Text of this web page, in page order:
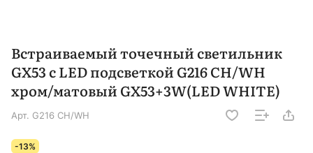
Встраиваемый точечный светильник
GX53 с LED подсветкой G216 CH/WH
хром/матовый GX53+3W(LED WHITE)
Арт. G216 CH/WH
-13%